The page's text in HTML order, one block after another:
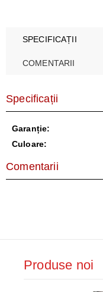
SPECIFICAȚII
COMENTARII
Specificații
Garanție:
Culoare:
Comentarii
Produse noi